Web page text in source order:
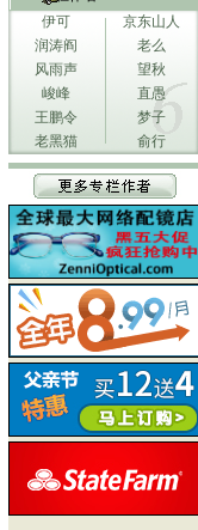
伊可
京东山人
润涛阎
老么
风雨声
望秋
峻峰
直愚
王鹏令
梦子
老黑猫
俞行